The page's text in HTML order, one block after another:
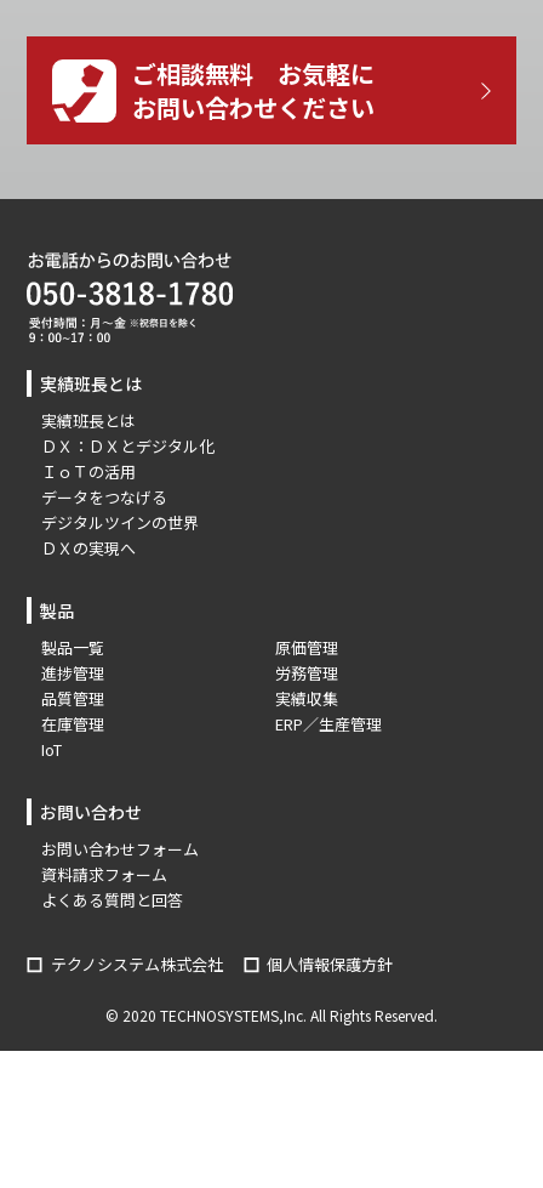
ご相談無料 お気軽に
お問い合わせください
実績班長とは
実績班長とは
ＤＸ：ＤＸとデジタル化
ＩｏＴの活用
データをつなげる
デジタルツインの世界
ＤＸの実現へ
製品
製品一覧
進捗管理
品質管理
在庫管理
IoT
原価管理
労務管理
実績収集
ERP／生産管理
お問い合わせ
お問い合わせフォーム
資料請求フォーム
よくある質問と回答
テクノシステム株式会社 個人情報保護方針
© 2020 TECHNOSYSTEMS,Inc. All Rights Reserved.